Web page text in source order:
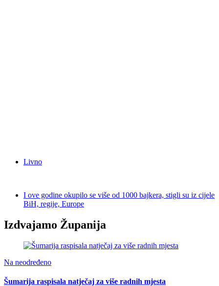
Livno
I ove godine okupilo se više od 1000 bajkera, stigli su iz cijele
BiH, regije, Europe
Izdvajamo Županija
Na neodređeno
Šumarija raspisala natječaj za više radnih mjesta